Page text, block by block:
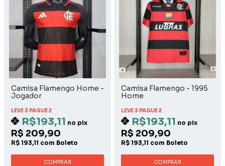
Camisa Flamengo Home -
Jogador
LEVE 3 PAGUE 2
R$193,11 no pix
R$ 209,90
R$ 193,11 com Boleto
COMPRAR
Camisa Flamengo - 1995
Home
LEVE 3 PAGUE 2
R$193,11 no pix
R$ 209,90
R$ 193,11 com Boleto
COMPRAR